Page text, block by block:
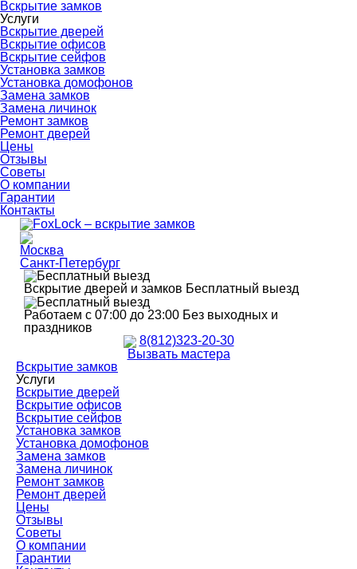
Вскрытие замков
Услуги
Вскрытие дверей
Вскрытие офисов
Вскрытие сейфов
Установка замков
Установка домофонов
Замена замков
Замена личинок
Ремонт замков
Ремонт дверей
Цены
Отзывы
Советы
О компании
Гарантии
Контакты
Москва
Санкт-Петербург
Вскрытие дверей и замков Бесплатный выезд
Работаем с 07:00 до 23:00 Без выходных и
праздников
8(812)323-20-30
Вызвать мастера
Вскрытие замков
Услуги
Вскрытие дверей
Вскрытие офисов
Вскрытие сейфов
Установка замков
Установка домофонов
Замена замков
Замена личинок
Ремонт замков
Ремонт дверей
Цены
Отзывы
Советы
О компании
Гарантии